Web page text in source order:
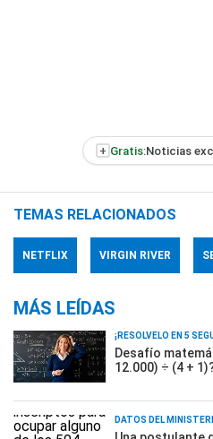
+ Gratis:Noticias
TEMAS RELACIONADOS
NETFLIX VIRGIN RIVER
MÁS LEÍDAS
¡RESOLVELO EN 5
Desafío
12.000) ÷ (4 +
DATOS DEL